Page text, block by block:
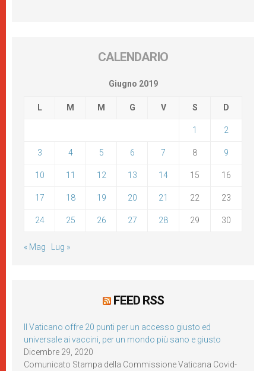
CALENDARIO
Giugno 2019
L M M G V S D
1 2
3 4 5 6 7 8 9
10 11 12 13 14 15 16
17 18 19 20 21 22 23
24 25 26 27 28 29 30
« Mag Lug »
FEED RSS
Il Vaticano offre 20 punti per un accesso giusto ed
universale ai vaccini, per un mondo più sano e giusto
Dicembre 29, 2020
Comunicato Stampa della Commissione Vaticana Covid-